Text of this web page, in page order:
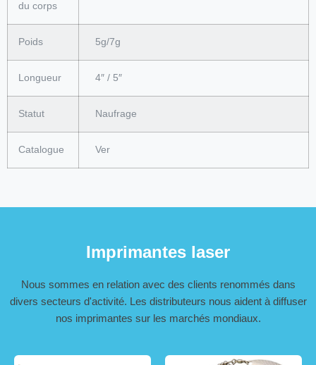
du corps
Poids 5g/7g
Longueur 4″ / 5″
Statut Naufrage
Catalogue Ver
Imprimantes laser
Nous sommes en relation avec des clients renommés dans
divers secteurs d'activité. Les distributeurs nous aident à diffuser
nos imprimantes sur les marchés mondiaux.